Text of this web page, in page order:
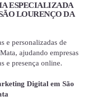
ESPECIALIZADA
LOURENÇO DA
e personalizadas de
ajudando empresas
e presença online.
Digital em São